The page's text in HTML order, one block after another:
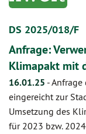
DS 2025/018/F
Anfrage:
Klimapakt mit
16.01.25 -Anfrage
eingereicht zur
Umsetzung des
für 2023 bzw.